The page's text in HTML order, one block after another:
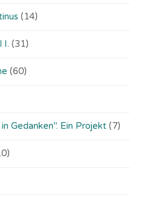
(14)
I. (31)
(60)
Gedanken". Ein Projekt (7)